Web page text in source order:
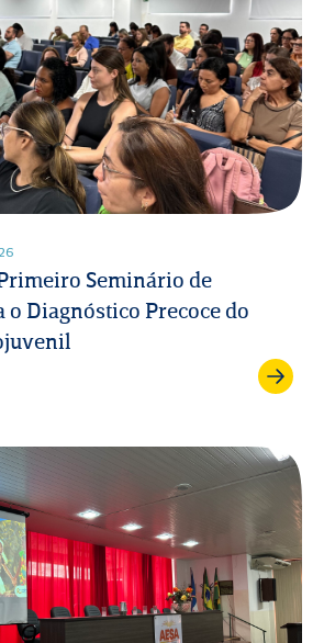
Seminário de
o Diagnóstico Precoce do